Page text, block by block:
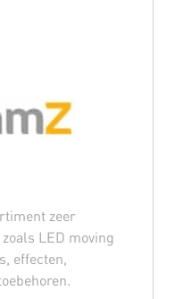
zeer
LED moving
effecten,